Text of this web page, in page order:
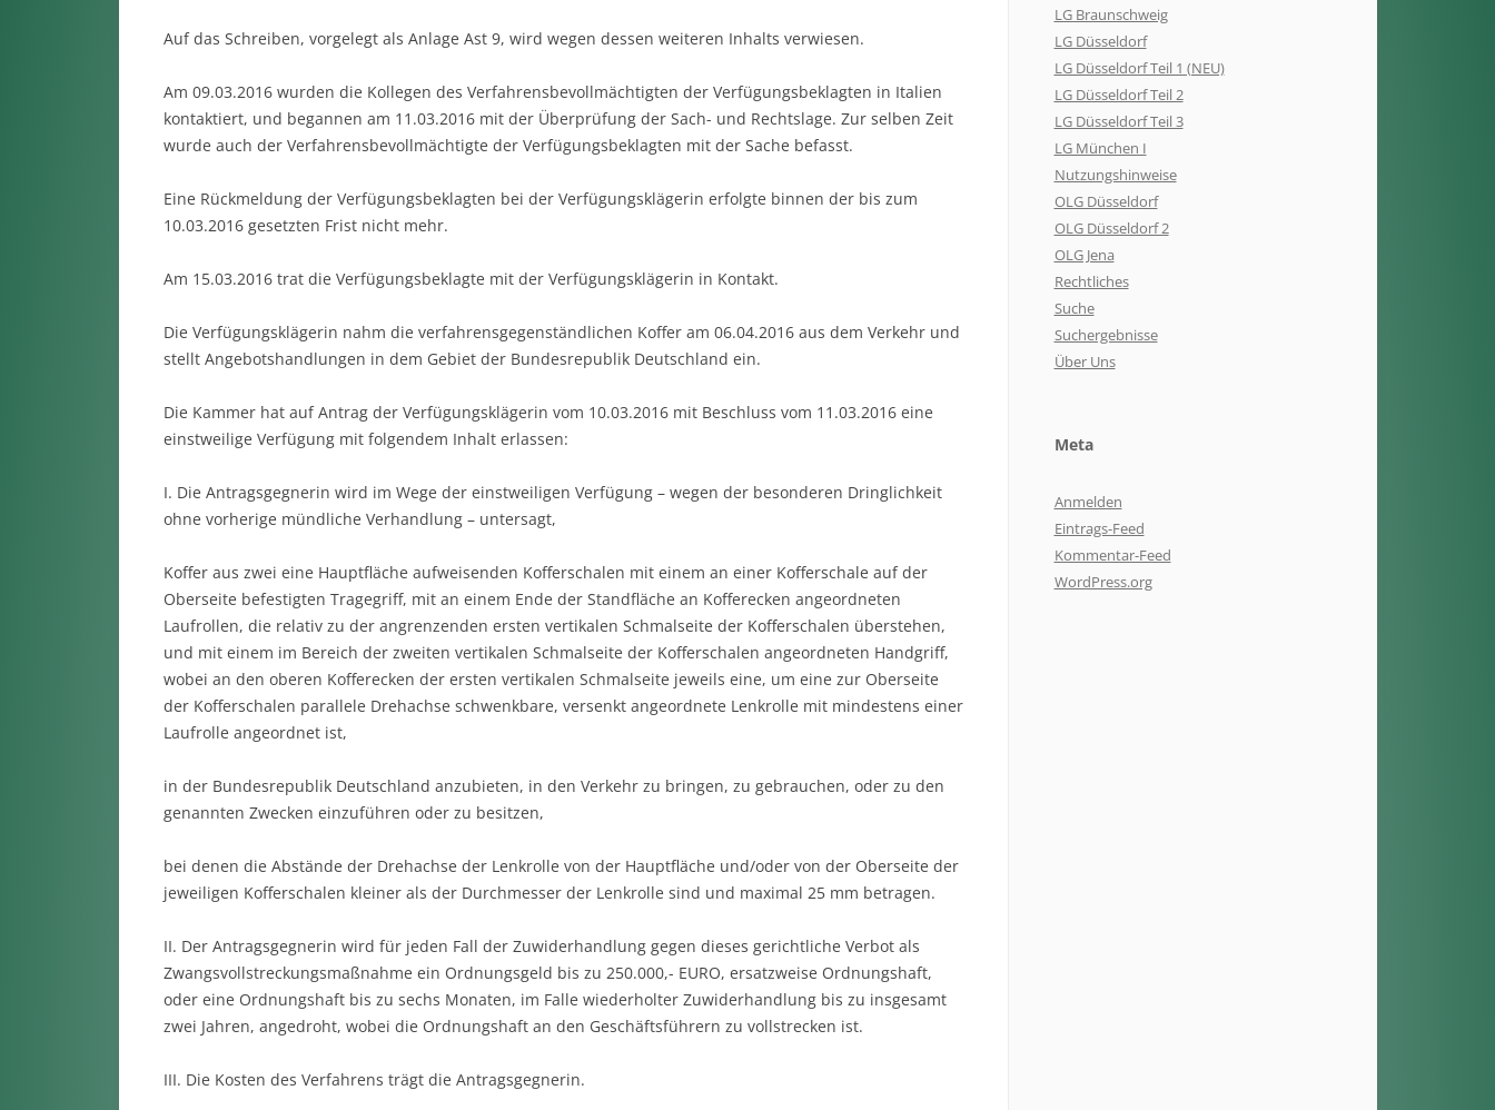
Auf das Schreiben, vorgelegt als Anlage Ast 9, wird wegen dessen weiteren Inhalts verwiesen.
Am 09.03.2016 wurden die Kollegen des Verfahrensbevollmächtigten der Verfügungsbeklagten in Italien
kontaktiert, und begannen am 11.03.2016 mit der Überprüfung der Sach- und Rechtslage. Zur selben Zeit
wurde auch der Verfahrensbevollmächtigte der Verfügungsbeklagten mit der Sache befasst.
Eine Rückmeldung der Verfügungsbeklagten bei der Verfügungsklägerin erfolgte binnen der bis zum
10.03.2016 gesetzten Frist nicht mehr.
Am 15.03.2016 trat die Verfügungsbeklagte mit der Verfügungsklägerin in Kontakt.
Die Verfügungsklägerin nahm die verfahrensgegenständlichen Koffer am 06.04.2016 aus dem Verkehr und
stellt Angebotshandlungen in dem Gebiet der Bundesrepublik Deutschland ein.
Die Kammer hat auf Antrag der Verfügungsklägerin vom 10.03.2016 mit Beschluss vom 11.03.2016 eine
einstweilige Verfügung mit folgendem Inhalt erlassen:
I. Die Antragsgegnerin wird im Wege der einstweiligen Verfügung – wegen der besonderen Dringlichkeit
ohne vorherige mündliche Verhandlung – untersagt,
Koffer aus zwei eine Hauptfläche aufweisenden Kofferschalen mit einem an einer Kofferschale auf der
Oberseite befestigten Tragegriff, mit an einem Ende der Standfläche an Kofferecken angeordneten
Laufrollen, die relativ zu der angrenzenden ersten vertikalen Schmalseite der Kofferschalen überstehen,
und mit einem im Bereich der zweiten vertikalen Schmalseite der Kofferschalen angeordneten Handgriff,
wobei an den oberen Kofferecken der ersten vertikalen Schmalseite jeweils eine, um eine zur Oberseite
der Kofferschalen parallele Drehachse schwenkbare, versenkt angeordnete Lenkrolle mit mindestens einer
Laufrolle angeordnet ist,
in der Bundesrepublik Deutschland anzubieten, in den Verkehr zu bringen, zu gebrauchen, oder zu den
genannten Zwecken einzuführen oder zu besitzen,
bei denen die Abstände der Drehachse der Lenkrolle von der Hauptfläche und/oder von der Oberseite der
jeweiligen Kofferschalen kleiner als der Durchmesser der Lenkrolle sind und maximal 25 mm betragen.
II. Der Antragsgegnerin wird für jeden Fall der Zuwiderhandlung gegen dieses gerichtliche Verbot als
Zwangsvollstreckungsmaßnahme ein Ordnungsgeld bis zu 250.000,- EURO, ersatzweise Ordnungshaft,
oder eine Ordnungshaft bis zu sechs Monaten, im Falle wiederholter Zuwiderhandlung bis zu insgesamt
zwei Jahren, angedroht, wobei die Ordnungshaft an den Geschäftsführern zu vollstrecken ist.
III. Die Kosten des Verfahrens trägt die Antragsgegnerin.
LG Braunschweig
LG Düsseldorf
LG Düsseldorf Teil 1 (NEU)
LG Düsseldorf Teil 2
LG Düsseldorf Teil 3
LG München I
Nutzungshinweise
OLG Düsseldorf
OLG Düsseldorf 2
OLG Jena
Rechtliches
Suche
Suchergebnisse
Über Uns
Meta
Anmelden
Eintrags-Feed
Kommentar-Feed
WordPress.org